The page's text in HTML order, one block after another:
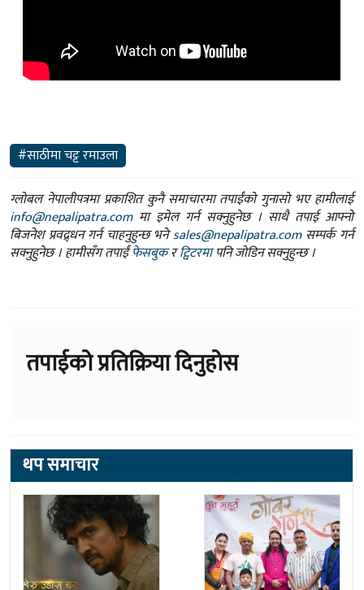
#साठीमा चट्ट रमाउला
ग्लोबल नेपालीपत्रमा प्रकाशित कुनै समाचारमा तपाईंको गुनासो भए हामीलाई
info@nepalipatra.comमा इमेल गर्न सक्नुहुनेछ । साथै तपाई आफ्नो
बिजनेश प्रवद्र्धन गर्न चाहनुहुन्छ भनेsales@nepalipatra.comसम्पर्क गर्न
सक्नुहुनेछ । हामीसँग तपाईंफेसबुकरट्विटरमापनि जोडिन सक्नुहुन्छ ।
तपाईको प्रतिक्रिया दिनुहोस
थप समाचार